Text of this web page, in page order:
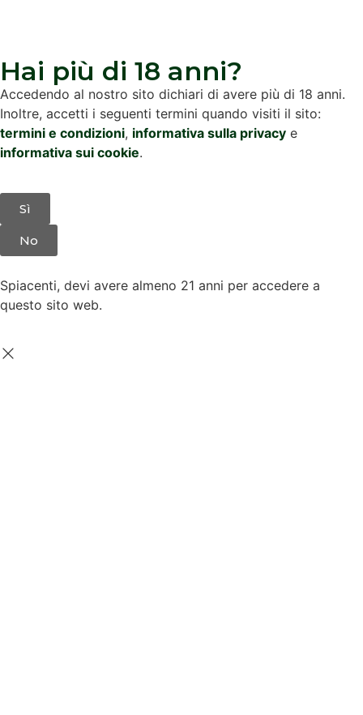
Hai più di 18 anni?
Accedendo al nostro sito dichiari di avere più di 18 anni.
Inoltre, accetti i seguenti termini quando visiti il sito:
termini e condizioni, informativa sulla privacy e
informativa sui cookie.
Sì
No
Spiacenti, devi avere almeno 21 anni per accedere a
questo sito web.